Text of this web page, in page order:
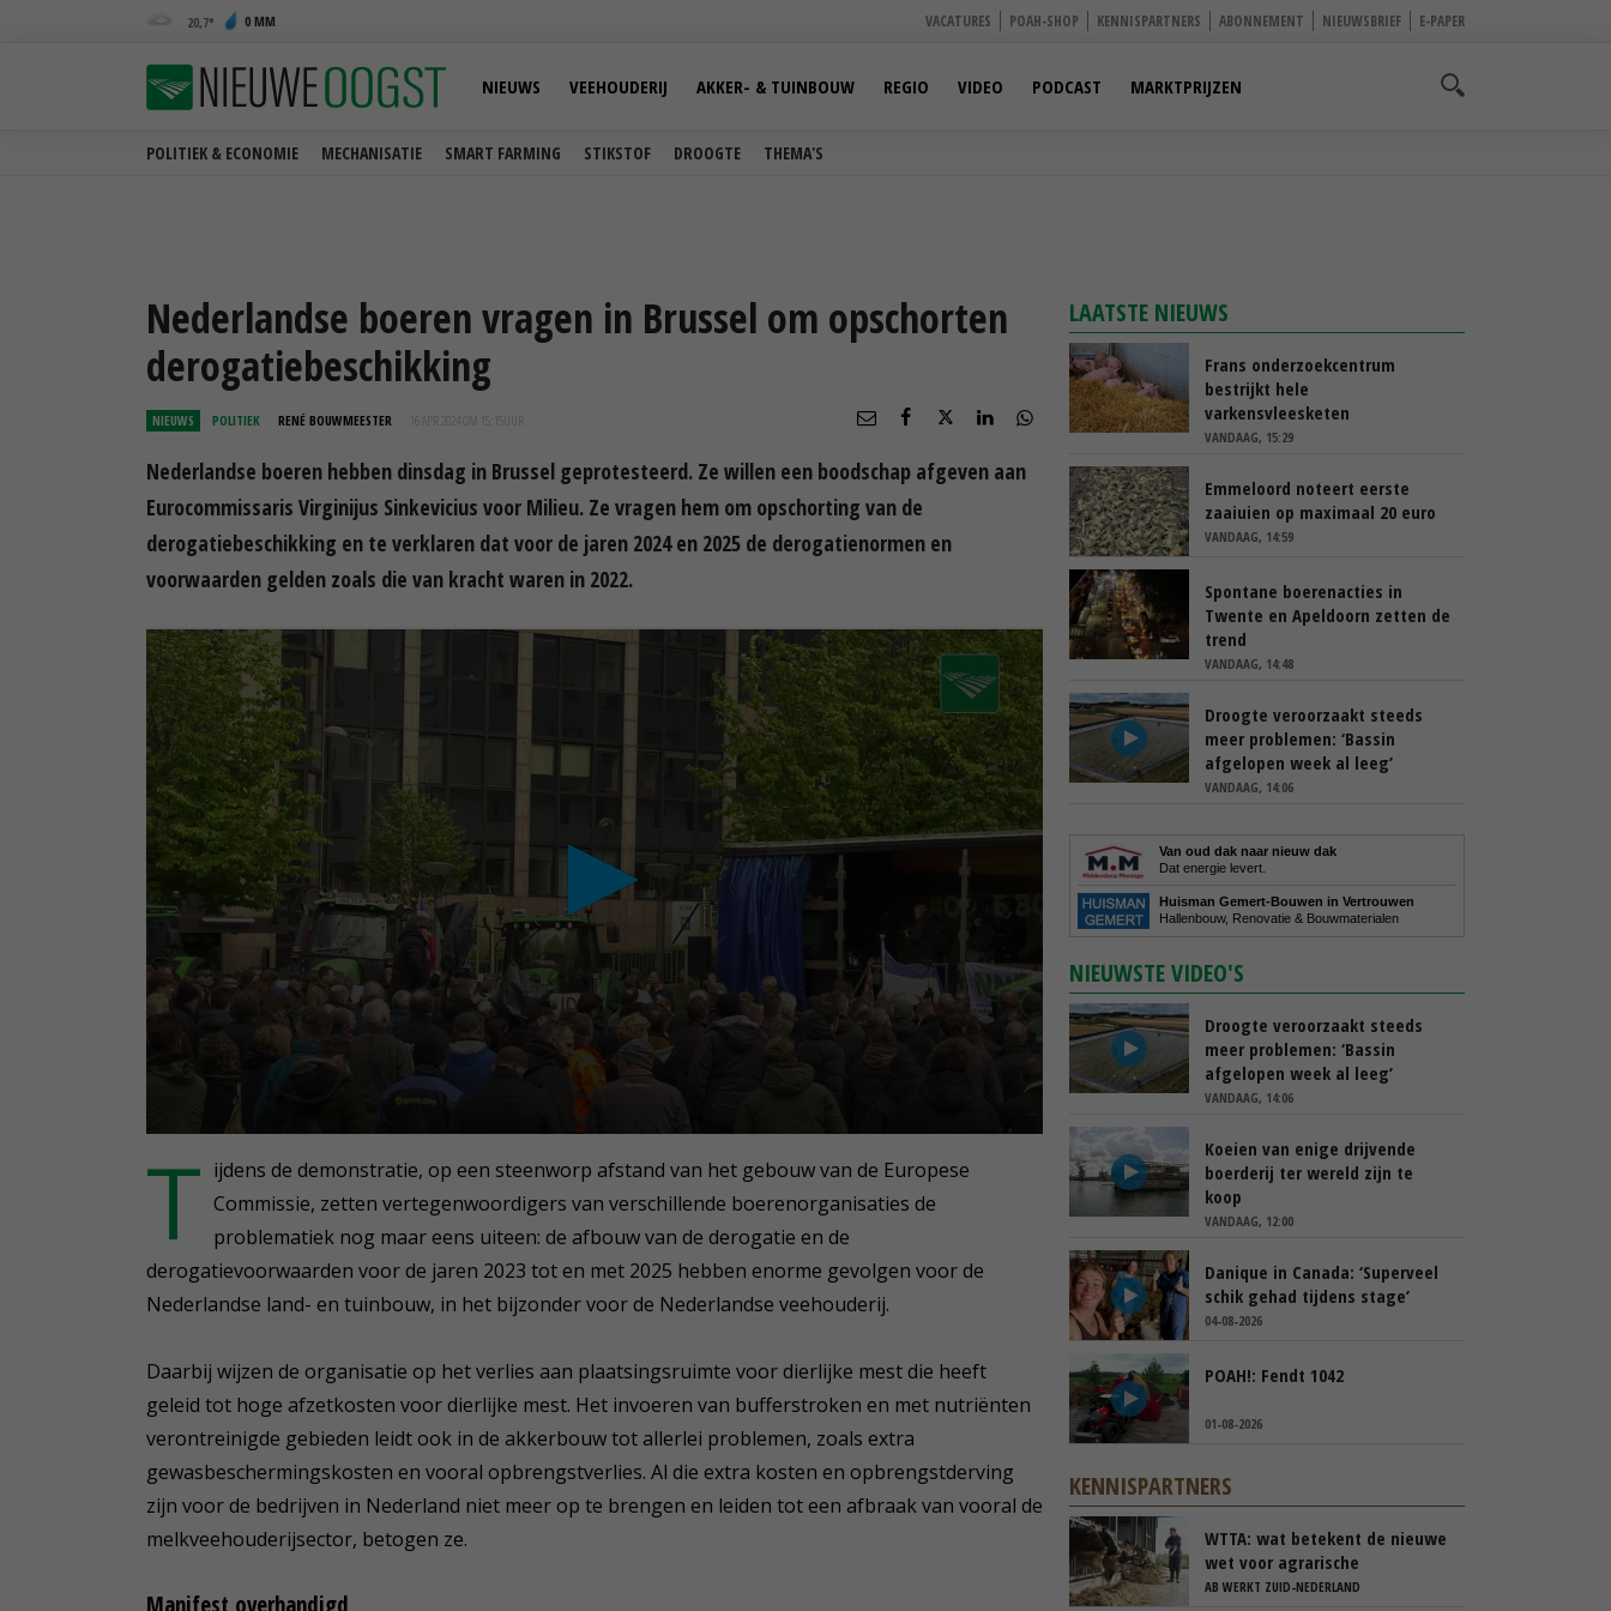
20,7 0 MM VACATURES POAH-SHOP KENNISPARTNERS ABONNEMENT NIEUWSBRIEF E-PAPER
POLITIEK & ECONOMIE MECHANISATIE SMART FARMING STIKSTOF DROOGTE THEMA'S
NIEUWS VEEHOUDERIJ AKKER- & TUINBOUW REGIO VIDEO PODCAST MARKTPRIJZEN
Nederlandse boeren vragen in Brussel om opschorten
derogatiebeschikking
NIEUWS POLITIEK RENÉ BOUWMEESTER 16 APR 2024 OM 15:15
Nederlandse boeren hebben dinsdag in Brussel geprotesteerd. Ze willen een boodschap afgeven aan
Eurocommissaris Virginijus Sinkevicius voor Milieu. Ze vragen hem om opschorting van de
derogatiebeschikking en te verklaren dat voor de jaren 2024 en 2025 de derogatienormen en
voorwaarden gelden zoals die van kracht waren in 2022.
seconds
of
90%
T ijdens de demonstratie, op een steenworp afstand van het gebouw van de Europese
Commissie, zetten vertegenwoordigers van verschillende boerenorganisaties de
problematiek nog maar eens uiteen: de afbouw van de derogatie en de
derogatievoorwaarden voor de jaren 2023 tot en met 2025 hebben enorme gevolgen voor de
Nederlandse land- en tuinbouw, in het bijzonder voor de Nederlandse veehouderij.
Daarbij wijzen de organisatie op het verlies aan plaatsingsruimte voor dierlijke mest die heeft
geleid tot hoge afzetkosten voor dierlijke mest. Het invoeren van bufferstroken en met nutriënten
verontreinigde gebieden leidt ook in de akkerbouw tot allerlei problemen, zoals extra
gewasbeschermingskosten en vooral opbrengstverlies. Al die extra kosten en opbrengstderving
zijn voor de bedrijven in Nederland niet meer op te brengen en leiden tot een afbraak van vooral de
melkveehouderijsector, betogen ze.
Manifest overhandigd
LAATSTE NIEUWS
Frans onderzoekcentrum
bestrijkt hele
varkensvleesketen
VANDAAG, 15:29
Emmeloord noteert eerste
zaaiuien op maximaal 20 euro
VANDAAG, 14:59
Spontane boerenacties in
Twente en Apeldoorn zetten de
trend
VANDAAG, 14:48
Droogte veroorzaakt steeds
meer problemen: ‘Bassin
afgelopen week al leeg’
VANDAAG, 14:06
Van oud dak naar nieuw dak
Dat energie levert.
Huisman Gemert-Bouwen in Vertrouwen
Hallenbouw, Renovatie & Bouwmaterialen
NIEUWSTE VIDEO'S
Droogte veroorzaakt steeds
meer problemen: ‘Bassin
afgelopen week al leeg’
VANDAAG, 14:06
Koeien van enige drijvende
boerderij ter wereld zijn te
koop
VANDAAG, 12:00
Danique in Canada: ‘Superveel
schik gehad tijdens stage’
04-08-2026
POAH!: Fendt 1042
01-08-2026
KENNISPARTNERS
WTTA: wat betekent de nieuwe
wet voor agrarische
ondernemers die werken met
AB WERKT ZUID-NEDERLAND